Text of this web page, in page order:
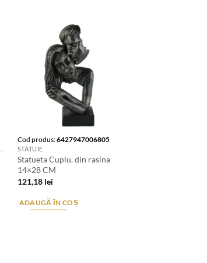
Cod produs:6427947006805
STATUIE
Statueta Cuplu, din rasina
14×28 CM
121,18 lei
ADAUGĂ ÎN COȘ